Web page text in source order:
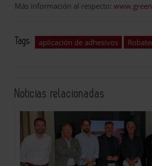
Más información al respecto:
Tags: aplicación de adhesivos
Noticias relacionadas